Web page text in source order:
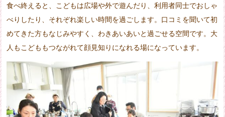
食べ終えると、こどもは広場や外で遊んだり、利用者同士でおしゃ
べりしたり、それぞれ楽しい時間を過ごします。口コミを聞いて初
めてきた方もなじみやすく、わきあいあいと過ごせる空間です。大
人もこどももつながれて顔見知りになれる場になっています。